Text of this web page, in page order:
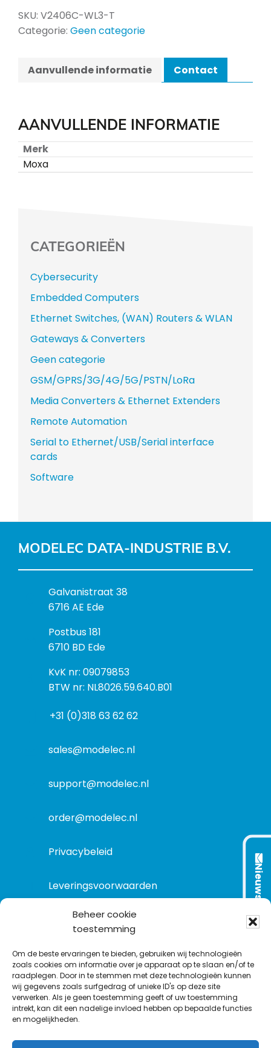
Beheer cookie
toestemming
Om de beste ervaringen te bieden, gebruiken wij technologieën
zoals cookies om informatie over je apparaat op te slaan en/of te
raadplegen. Door in te stemmen met deze technologieën kunnen
wij gegevens zoals surfgedrag of unieke ID's op deze site
verwerken. Als je geen toestemming geeft of uw toestemming
intrekt, kan dit een nadelige invloed hebben op bepaalde functies
en mogelijkheden.
SKU: V2406C-WL3-T
Categorie: Geen categorie
Aanvullende informatie Contact
AANVULLENDE INFORMATIE
Merk
Moxa
CATEGORIEËN
Cybersecurity
Embedded Computers
Ethernet Switches, (WAN) Routers & WLAN
Gateways & Converters
Geen categorie
GSM/GPRS/3G/4G/5G/PSTN/LoRa
Media Converters & Ethernet Extenders
Remote Automation
Serial to Ethernet/USB/Serial interface
cards
Software
MODELEC DATA-INDUSTRIE B.V.
B
e
o
e
k
a
r
Galvanistraat 38
6716 AE Ede
P
o
t
a
s
Postbus 181
6710 BD Ede
I
n
o
m
KvK nr: 09079853
BTW nr: NL8026.59.640.B01
+31 (0)318 63 62 62
sales@modelec.nl
support@modelec.nl
order@modelec.nl
Privacybeleid
Leveringsvoorwaarden
L
i
n
e
T
w
i
t
F
a
c
b
Y
o
u
u
C
o
n
a
Nieuwsbrief